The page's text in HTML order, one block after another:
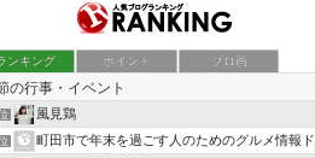
ンキング ポイント ブロ画
風見鶏
町田市で年末を過ごす人のためのグルメ情報ドットコム